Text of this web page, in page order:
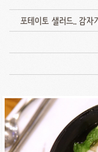
포테이토 샐러드.. 감자